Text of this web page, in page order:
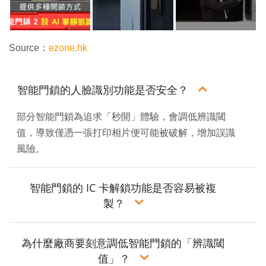
Source： ezone.hk
智能門鎖的人臉識別功能是否安全？
部分智能門鎖為追求「秒開」體驗，會調低辨識閾
值，導致僅憑一張打印相片便可能被破解，增加誤識
風險。
智能門鎖的 IC 卡解鎖功能是否容易被複
製？
為什麼廠商要刻意調低智能門鎖的「辨識閾
值」？